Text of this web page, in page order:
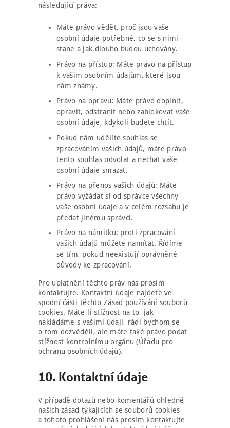
následující práva:
Máte právo vědět, proč jsou vaše
osobní údaje potřebné, co se s nimi
stane a jak dlouho budou uchovány.
Právo na přístup: Máte právo na přístup
k vašim osobním údajům, které jsou
nám známy.
Právo na opravu: Máte právo doplnit,
opravit, odstranit nebo zablokovat vaše
osobní údaje, kdykoli budete chtít.
Pokud nám udělíte souhlas se
zpracováním vašich údajů, máte právo
tento souhlas odvolat a nechat vaše
osobní údaje smazat.
Právo na přenos vašich údajů: Máte
právo vyžádat si od správce všechny
vaše osobní údaje a v celém rozsahu je
předat jinému správci.
Právo na námitku: proti zpracování
vašich údajů můžete namítat. Řídíme
se tím, pokud neexistují oprávněné
důvody ke zpracování.
Pro uplatnění těchto práv nás prosím
kontaktujte. Kontaktní údaje najdete ve
spodní části těchto Zásad používání souborů
cookies. Máte-li stížnost na to, jak
nakládáme s vašimi údaji, rádi bychom se
o tom dozvěděli, ale máte také právo podat
stížnost kontrolnímu orgánu (Úřadu pro
ochranu osobních údajů).
10. Kontaktní údaje
V případě dotazů nebo komentářů ohledně
našich zásad týkajících se souborů cookies
a tohoto prohlášení nás prosím kontaktujte